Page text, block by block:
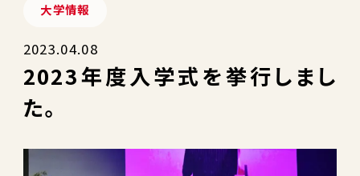
大学情報
2023.04.08
2023年度入学式を挙行しまし
た。